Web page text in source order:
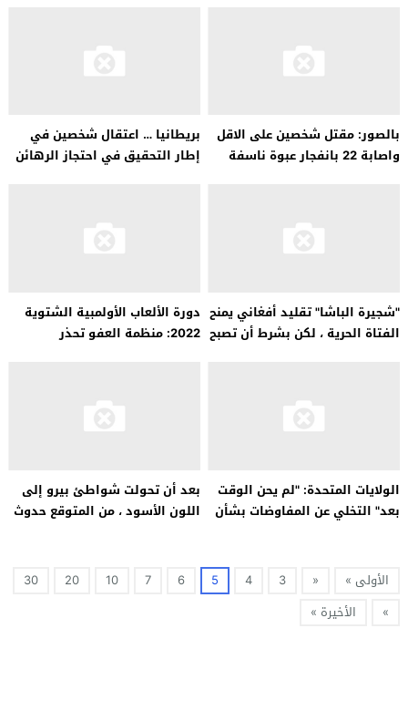
بالصور: مقتل شخصين على الاقل
واصابة 22 بانفجار عبوة ناسفة
بريطانيا … اعتقال شخصين في
إطار التحقيق في احتجاز الرهائن
"شجيرة الباشا" تقليد أفغاني يمنح
الفتاة الحرية ، لكن بشرط أن تصبح
دورة الألعاب الأولمبية الشتوية
2022: منظمة العفو تحذر
الولايات المتحدة: "لم يحن الوقت
بعد" التخلي عن المفاوضات بشأن
بعد أن تحولت شواطئ بيرو إلى
اللون الأسود ، من المتوقع حدوث
الأولى » «
3
4
5
6
7
10
20
30
»
الأخيرة »